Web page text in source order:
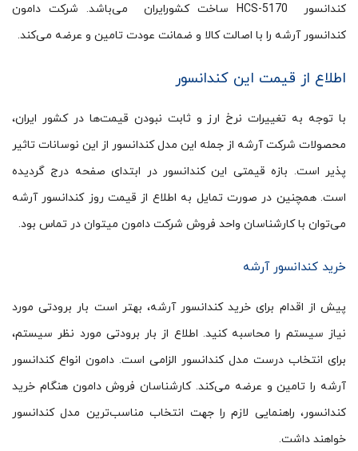
کندانسور HCS-5170 ساخت کشورایران می‌باشد. شرکت دامون
کندانسور آرشه را با اصالت کالا و ضمانت عودت تامین و عرضه می‌کند.
اطلاع از قیمت این کندانسور
با توجه به تغییرات نرخ ارز و ثابت نبودن قیمت‌ها در کشور ایران،
محصولات شرکت آرشه از جمله این مدل کندانسور از این نوسانات تاثیر
پذیر است. بازه قیمتی این کندانسور در ابتدای صفحه درج گردیده
است. همچنین در صورت تمایل به اطلاع از قیمت روز کندانسور آرشه
می‌توان با کارشناسان واحد فروش شرکت دامون می‎توان در تماس بود.
خرید کندانسور آرشه
پیش از اقدام برای خرید کندانسور آرشه، بهتر است بار برودتی مورد
نیاز سیستم را محاسبه کنید. اطلاع از بار برودتی مورد نظر سیستم،
برای انتخاب درست مدل کندانسور الزامی است. دامون انواع کندانسور
آرشه را تامین و عرضه می‌کند. کارشناسان فروش دامون هنگام خرید
کندانسور، راهنمایی لازم را جهت انتخاب مناسب‌ترین مدل کندانسور
خواهند داشت.